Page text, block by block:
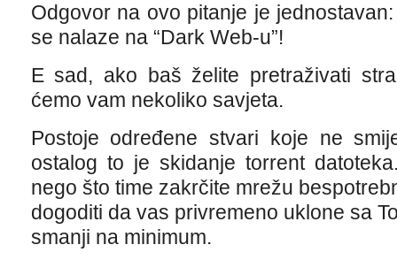
Odgovor na ovo pitanje je
se nalaze na “Dark Web-u”!
E sad, ako baš želite pretraživati
ćemo vam nekoliko savjeta.
Postoje određene stvari koje ne
ostalog to je skidanje torrent
nego što time zakrčite mrežu
dogoditi da vas privremeno uklone sa
smanji na minimum.